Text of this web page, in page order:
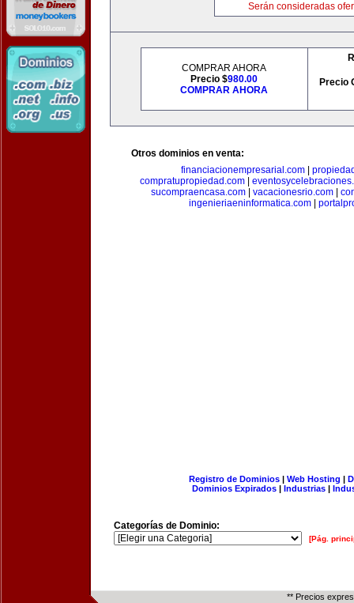
Serán consideradas
COMPRAR AHORA
Precio $980.00
COMPRAR AHORA
Precio
Otros dominios en venta:
financiacionempresarial.com
compratupropiedad.com
sucompraencasa.com| vacacionesrio.com|
ingenieriaeninformatica.com|
Registro de Dominios| Web Hosting |
Dominios Expirados | Industrias |
Categorías de Dominio:
[Pág.
** Precios